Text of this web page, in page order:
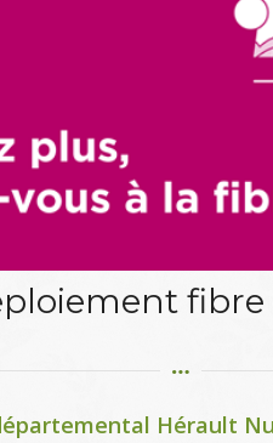
Hérault